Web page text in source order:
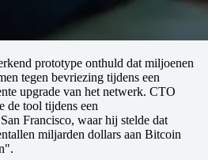
prototype onthuld dat miljoenen
tegen bevriezing tijdens een
upgrade van het netwerk. CTO
de tool tijdens een
Francisco, waar hij stelde dat
miljarden dollars aan Bitcoin